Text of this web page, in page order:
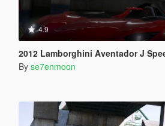
4.9
2012 Lamborghini Aventador J
By se7enmoon